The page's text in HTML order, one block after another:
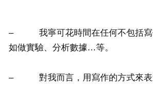
– 我寧可花時間在任何不包括寫
如做實驗、分析數據…等。
– 對我而言，用寫作的方式來表